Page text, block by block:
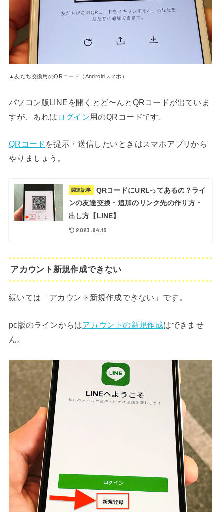
▲友だち交換用のQRコード（Androidスマホ）
パソコン版LINEを開くとど〜んとQRコードが出ていま
すが、あれは ログイン用のQRコードです。
QRコード を提示・送信したいときはスマホアプリから
やりましょう。
関連記事
QRコードにURLってあるの？ライ
ンの友達交換・追加のリンク先の作り方・
出し方【LINE】
2023.04.15
アカウント新規作成できない
続いては「アカウント新規作成できない」です。
pc版のラインからはアカウントの新規作成はできませ
ん。